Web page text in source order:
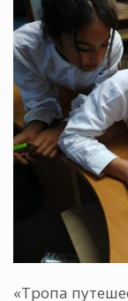
«Тропа